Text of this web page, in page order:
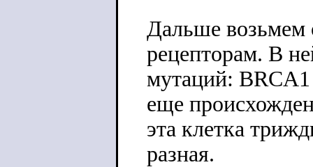
Дальше возьмем
рецепторам. В
мутаций:
еще
эта клетка
разная.